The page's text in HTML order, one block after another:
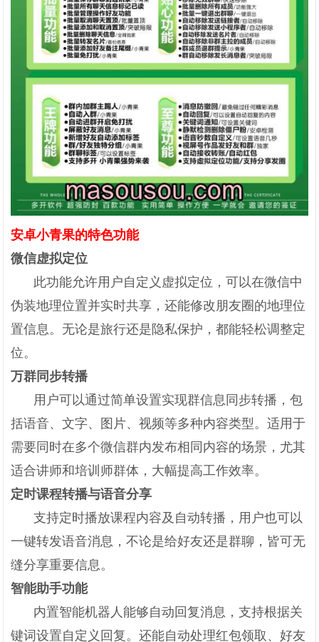
安卓小青果的特色功能
微信虚拟定位
此功能允许用户自定义虚拟定位，可以在微信中
伪装地理位置并实时共享，还能修改朋友圈的地理位
置信息。无论是旅行还是隐私保护，都能轻松调整定
位。
万群同步转播
用户可以通过简单设置实现群信息同步转播，包
括语音、文字、图片、视频等多种内容类型。适用于
需要同时在多个微信群内发布相同内容的场景，尤其
适合讲师和培训师群体，大幅提高工作效率。
定时课程转播与语音分享
支持定时播放课程内容及自动转播，用户也可以
一键转发语音消息，不论是给好友还是群聊，皆可无
缝分享重要信息。
智能助手功能
内置智能机器人能够自动回复消息，支持根据关
键词设置自定义回复。还能自动处理红包领取、好友